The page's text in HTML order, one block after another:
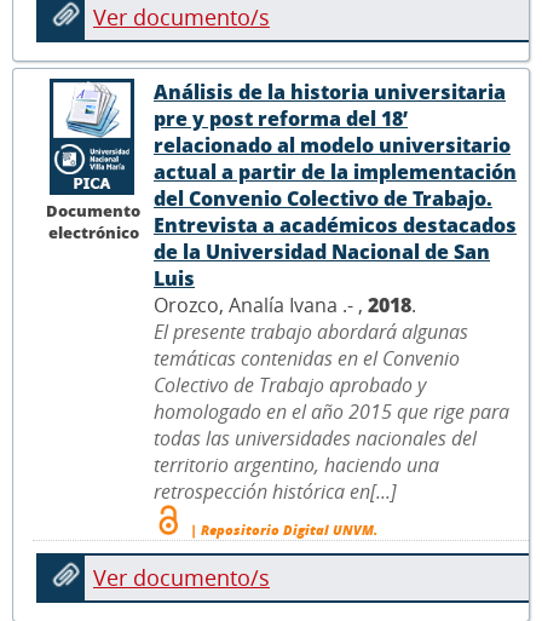
Ver documento/s
Documento
electrónico
Análisis de la historia universitaria
pre y post reforma del 18’
relacionado al modelo universitario
actual a partir de la implementación
del Convenio Colectivo de Trabajo.
Entrevista a académicos destacados
de la Universidad Nacional de San
Luis
Orozco, Analía Ivana .- , 2018.
El presente trabajo abordará algunas
temáticas contenidas en el Convenio
Colectivo de Trabajo aprobado y
homologado en el año 2015 que rige para
todas las universidades nacionales del
territorio argentino, haciendo una
retrospección histórica en[...]
| Repositorio Digital UNVM.
Ver documento/s